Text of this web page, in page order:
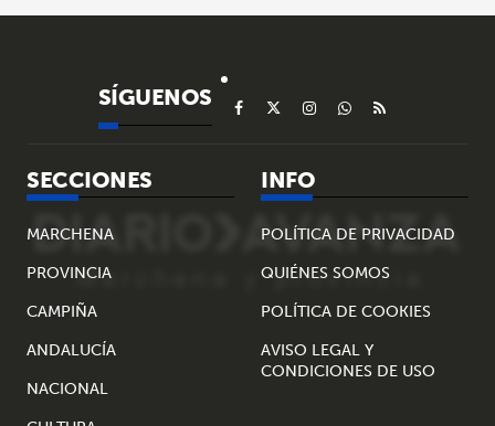
SÍGUENOS
SECCIONES
MARCHENA
PROVINCIA
CAMPIÑA
ANDALUCÍA
NACIONAL
INFO
POLÍTICA DE PRIVACIDAD
QUIÉNES SOMOS
POLÍTICA DE COOKIES
AVISO LEGAL Y
CONDICIONES DE USO